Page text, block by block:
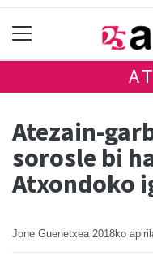
Atezain-
sorosle bi
Atxondoko
Jone Guenetxea 2018ko